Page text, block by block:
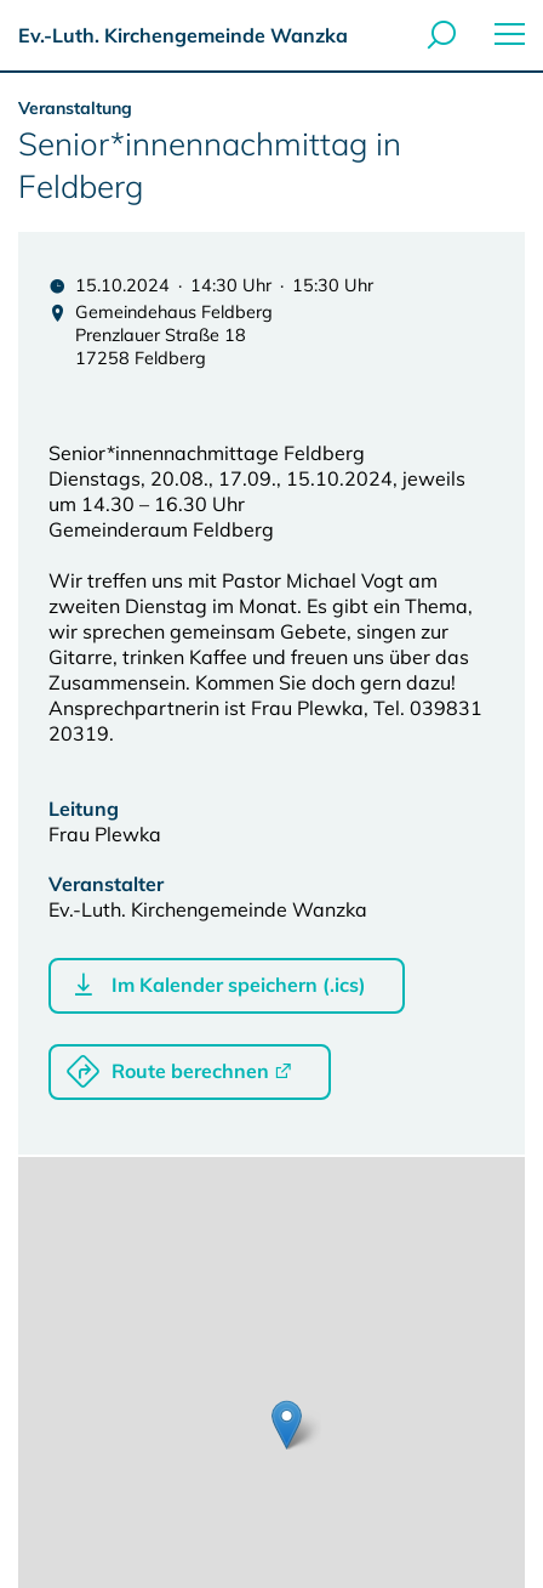
Ev.-Luth. Kirchengemeinde Wanzka
Veranstaltung
Senior*innennachmittag in
Feldberg
15.10.2024 · 14:30 Uhr · 15:30 Uhr
Gemeindehaus Feldberg
Prenzlauer Straße 18
17258 Feldberg
Senior*innennachmittage Feldberg
Dienstags, 20.08., 17.09., 15.10.2024, jeweils
um 14.30 – 16.30 Uhr
Gemeinderaum Feldberg
Wir treffen uns mit Pastor Michael Vogt am
zweiten Dienstag im Monat. Es gibt ein Thema,
wir sprechen gemeinsam Gebete, singen zur
Gitarre, trinken Kaffee und freuen uns über das
Zusammensein. Kommen Sie doch gern dazu!
Ansprechpartnerin ist Frau Plewka, Tel. 039831
20319.
Leitung
Frau Plewka
Veranstalter
Ev.-Luth. Kirchengemeinde Wanzka
Im Kalender speichern (.ics)
Route berechnen